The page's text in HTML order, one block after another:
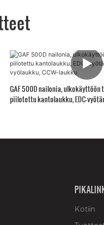
GAF 500D nailonia,
piilotettu kantolaukku, EDC-
Kotiin